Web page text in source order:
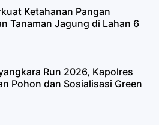
Ketahanan Pangan
Tanaman Jagung di Lahan 6
Run 2026, Kapolres
Pohon dan Sosialisasi Green